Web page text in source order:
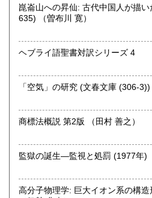
・全国古書書籍商組合連合会加盟
は、商品代金に対して書店間割引
す。ご希望の方は、古書店名を添
最寄駅：南大沢駅
営業時間：9時～16時
定休日：日曜日 年末年始12月27
ります。
【宅配買取について】
売却の際には是非一度お気軽に
崑崙山への昇仙: 古代中国人が描
635) （曽布川 寛）
ヘブライ語聖書対訳シリーズ 4
商標法概説 第2版 （田村 善之）
高分子物理学: 巨大イオン系の構